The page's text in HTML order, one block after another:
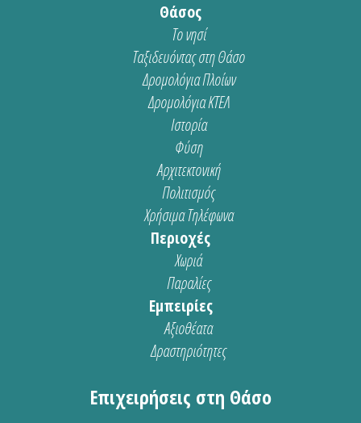
Θάσος
Το νησί
Ταξιδευόντας στη Θάσο
Δρομολόγια Πλοίων
Δρομολόγια ΚΤΕΛ
Ιστορία
Φύση
Αρχιτεκτονική
Πολιτισμός
Χρήσιμα Τηλέφωνα
Περιοχές
Χωριά
Παραλίες
Εμπειρίες
Αξιοθέατα
Δραστηριότητες
Επιχειρήσεις στη Θάσο